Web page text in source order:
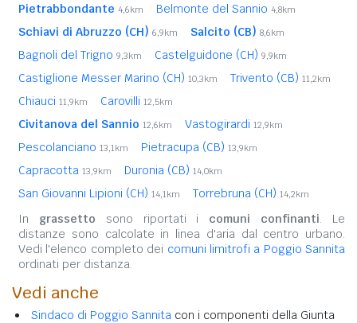
Pietrabbondante 4,6km Belmonte del Sannio 4,8km
Schiavi di Abruzzo (CH) 6,9km Salcito (CB) 8,6km
Bagnoli del Trigno 9,3km Castelguidone (CH) 9,9km
Castiglione Messer Marino (CH) 10,3km Trivento (CB) 11,2km
Chiauci 11,9km Carovilli 12,5km
Civitanova del Sannio 12,6km Vastogirardi 12,9km
Pescolanciano 13,1km Pietracupa (CB) 13,9km
Capracotta 13,9km Duronia (CB) 14,0km
San Giovanni Lipioni (CH) 14,1km Torrebruna (CH) 14,2km
In grassetto sono riportati i comuni confinanti. Le
distanze sono calcolate in linea d'aria dal centro urbano.
Vedi l'elenco completo dei comuni limitrofi a Poggio Sannita
ordinati per distanza.
Vedi anche
Sindaco di Poggio Sannita con i componenti della Giunta